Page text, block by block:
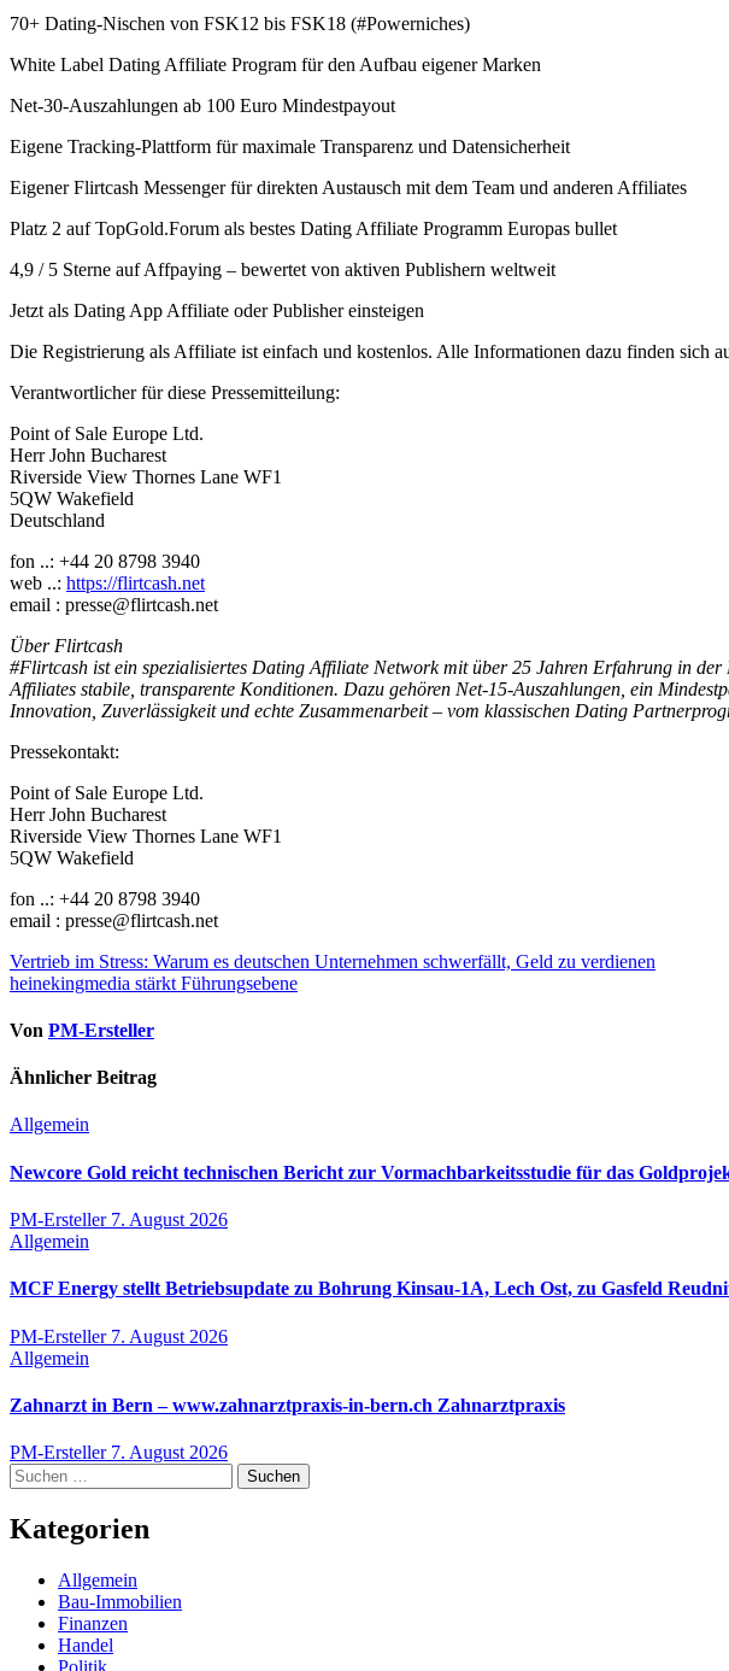
70+ Dating-Nischen von FSK12 bis FSK18 (#Powerniches)
White Label Dating Affiliate Program für den Aufbau eigener Marken
Net-30-Auszahlungen ab 100 Euro Mindestpayout
Eigene Tracking-Plattform für maximale Transparenz und Datensicherheit
Eigener Flirtcash Messenger für direkten Austausch mit dem Team und anderen Affiliates
Platz 2 auf TopGold.Forum als bestes Dating Affiliate Programm Europas bullet
4,9 / 5 Sterne auf Affpaying – bewertet von aktiven Publishern weltweit
Jetzt als Dating App Affiliate oder Publisher einsteigen
Die Registrierung als Affiliate ist einfach und kostenlos. Alle Informationen dazu finden sich
Verantwortlicher für diese Pressemitteilung:
Point of Sale Europe Ltd.
Herr John Bucharest
Riverside View Thornes Lane WF1
5QW Wakefield
Deutschland
fon ..: +44 20 8798 3940
web ..: https://flirtcash.net
email : presse@flirtcash.net
Über Flirtcash
#Flirtcash ist ein spezialisiertes Dating Affiliate Network mit über 25 Jahren Erfahrung in
Affiliates stabile, transparente Konditionen. Dazu gehören Net-15-Auszahlungen, ein
Innovation, Zuverlässigkeit und echte Zusammenarbeit – vom klassischen Dating
Pressekontakt:
Point of Sale Europe Ltd.
Herr John Bucharest
Riverside View Thornes Lane WF1
5QW Wakefield
fon ..: +44 20 8798 3940
email : presse@flirtcash.net
Beitragsnavigation
Vertrieb im Stress: Warum es deutschen Unternehmen schwerfällt, Geld zu verdienen
heinekingmedia stärkt Führungsebene
Von PM-Ersteller
Ähnlicher Beitrag
Allgemein
Newcore Gold reicht technischen Bericht zur Vormachbarkeitsstudie für das
PM-Ersteller 7. August 2026
Allgemein
MCF Energy stellt Betriebsupdate zu Bohrung Kinsau-1A, Lech Ost, zu Gasfeld
PM-Ersteller 7. August 2026
Allgemein
Zahnarzt in Bern – www.zahnarztpraxis-in-bern.ch Zahnarztpraxis
PM-Ersteller 7. August 2026
Suchen
nach:
Kategorien
Allgemein
Bau-Immobilien
Finanzen
Handel
Politik